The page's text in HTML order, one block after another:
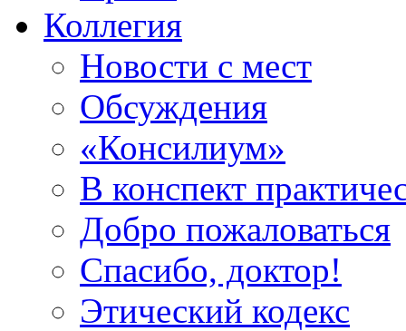
Коллегия
Новости с мест
Обсуждения
«Консилиум»
В конспект
Добро пожаловаться
Спасибо, доктор!
Этический кодекс